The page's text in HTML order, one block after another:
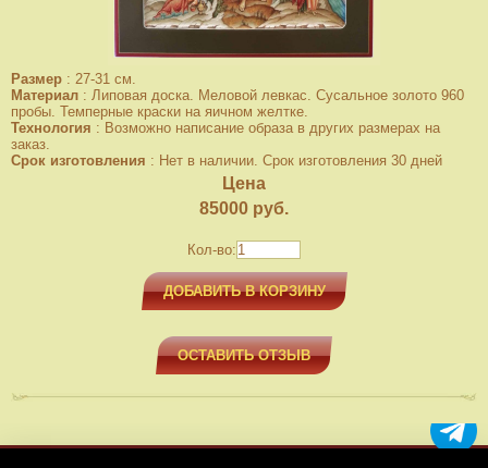
Размер : 27-31 см.
Материал : Липовая доска. Меловой левкас. Сусальное золото 960
пробы. Темперные краски на яичном желтке.
Технология : Возможно написание образа в других размерах на
заказ.
Срок изготовления : Нет в наличии. Срок изготовления 30 дней
Цена
85000 руб.
Кол-во:
ДОБАВИТЬ В КОРЗИНУ
ОСТАВИТЬ ОТЗЫВ